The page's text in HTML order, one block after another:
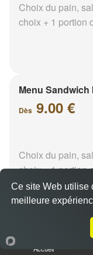
Choix du pain,
choix + 1 portion
Menu
Dès 9.00 €
Choix du pain,
choix + 1 portion
Menu
paprika
Accueil
Ce site Web utilise
meilleure